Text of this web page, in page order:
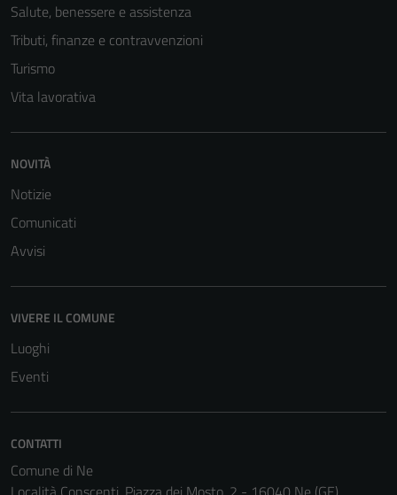
Salute, benessere e assistenza
Tributi, finanze e contravvenzioni
Turismo
Vita lavorativa
NOVITÀ
Notizie
Comunicati
Avvisi
VIVERE IL COMUNE
Luoghi
Eventi
CONTATTI
Comune di Ne
Tecnici
per il